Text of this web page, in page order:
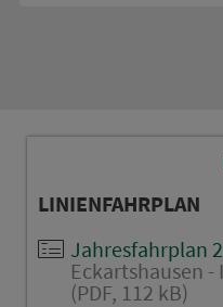
LINIENFAHRPLAN
Jahresfahrplan
Eckartshausen -
(PDF, 112 kB)